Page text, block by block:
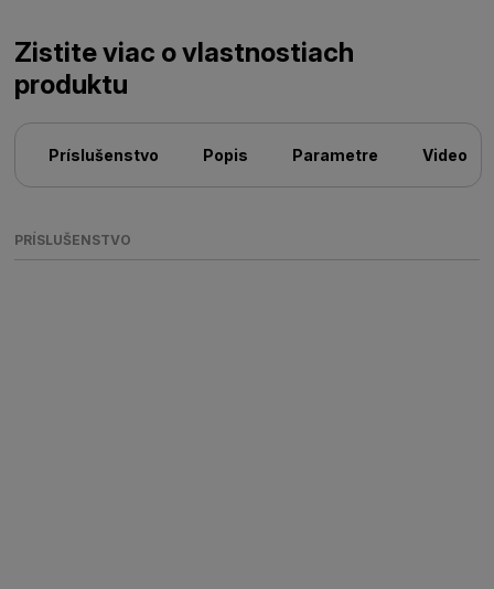
Zistite viac o vlastnostiach
produktu
Príslušenstvo Popis Parametre Video
PRÍSLUŠENSTVO